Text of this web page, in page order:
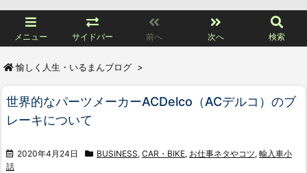
メニュー サイドバー 前へ 次へ 検索
愉しく人生・いるまんブログ >
世界的なパーツメーカーACDelco（ACデルコ）のブ
レーキについて
2020年4月24日 BUSINESS, CAR・BIKE, お仕事ネタやコツ, 輸入車小
話